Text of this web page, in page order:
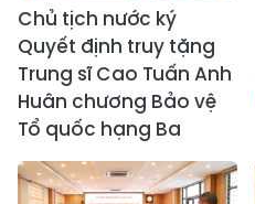
Chủ tịch nước ký
Quyết định truy tặng
Trung sĩ Cao Tuấn Anh
Huân chương Bảo vệ
Tổ quốc hạng Ba